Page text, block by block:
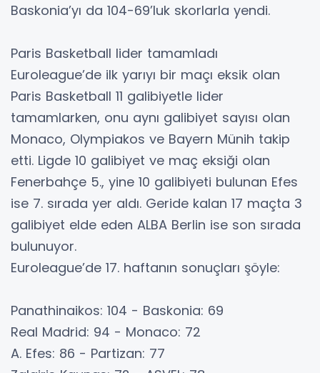
Baskonia’yı da 104-69’luk skorlarla yendi.
Paris Basketball lider tamamladı
Euroleague’de ilk yarıyı bir maçı eksik olan
Paris Basketball 11 galibiyetle lider
tamamlarken, onu aynı galibiyet sayısı olan
Monaco, Olympiakos ve Bayern Münih takip
etti. Ligde 10 galibiyet ve maç eksiği olan
Fenerbahçe 5., yine 10 galibiyeti bulunan Efes
ise 7. sırada yer aldı. Geride kalan 17 maçta 3
galibiyet elde eden ALBA Berlin ise son sırada
bulunuyor.
Euroleague’de 17. haftanın sonuçları şöyle:
Panathinaikos: 104 - Baskonia: 69
Real Madrid: 94 - Monaco: 72
A. Efes: 86 - Partizan: 77